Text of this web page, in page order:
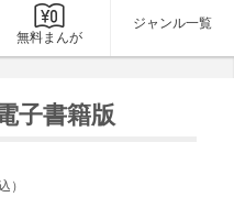
無料まんが
ジャンル一覧
子書籍版
）